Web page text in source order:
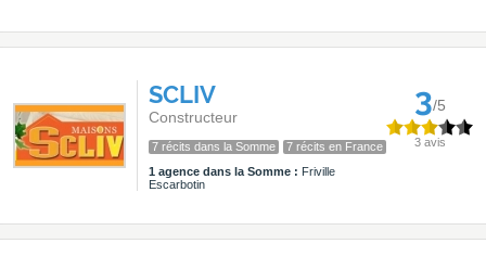
SCLIV
Constructeur
7 récits dans la Somme
7 récits en France
1 agence dans la Somme : Friville
Escarbotin
3/5
3 avis